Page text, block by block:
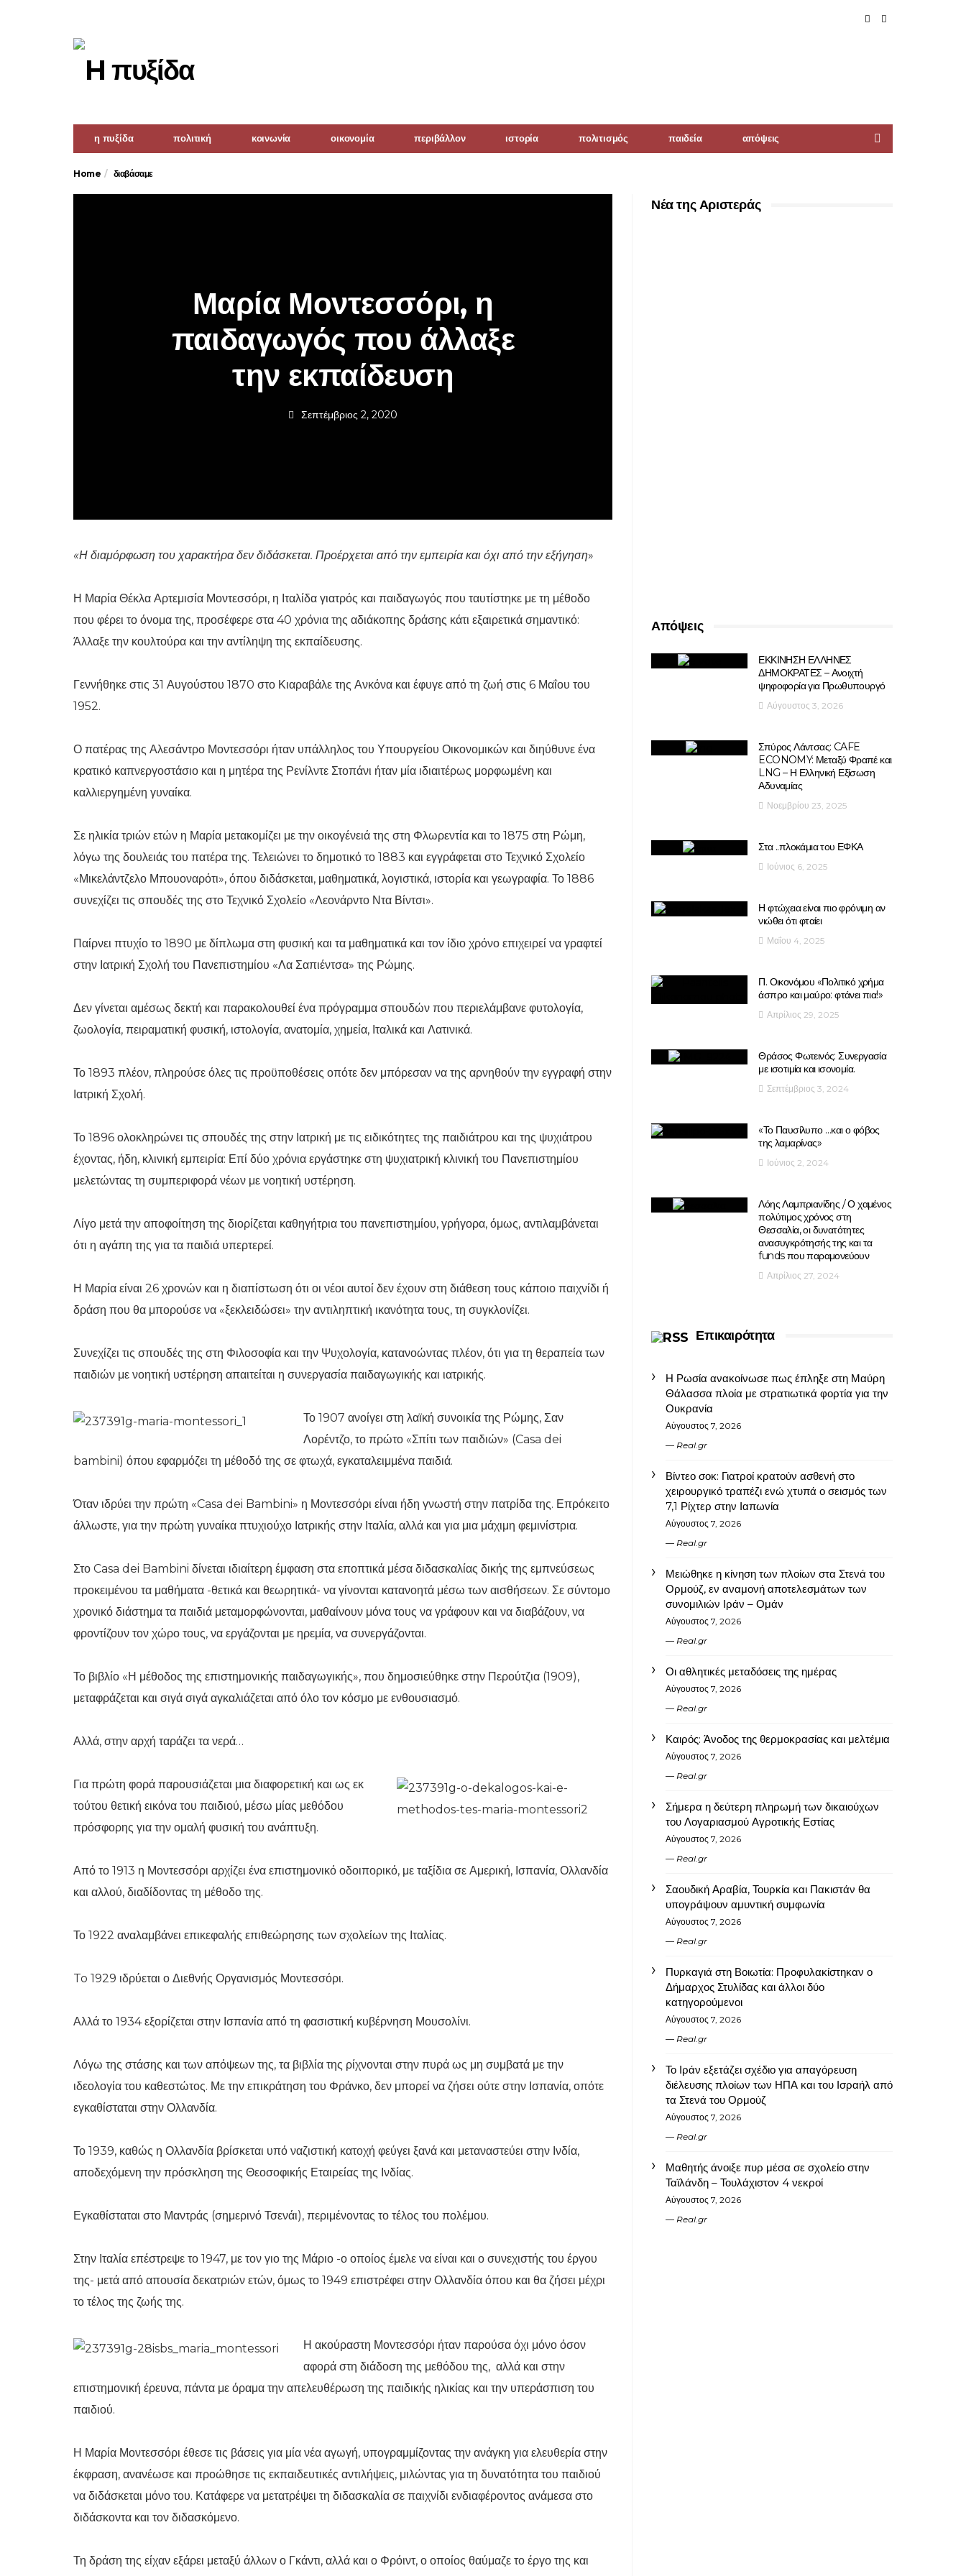
η πυξίδα πολιτική κοινωνία οικονομία περιβάλλον ιστορία πολιτισμός παιδεία απόψεις
Home διαβάσαμε
Μαρία Μοντεσσόρι, η
παιδαγωγός που άλλαξε
την εκπαίδευση
Σεπτέμβριος 2, 2020
«Η διαμόρφωση του χαρακτήρα δεν διδάσκεται. Προέρχεται από την εμπειρία και όχι από την εξήγηση»
Η Μαρία Θέκλα Αρτεμισία Μοντεσσόρι, η Ιταλίδα γιατρός και παιδαγωγός που ταυτίστηκε με τη μέθοδο
που φέρει το όνομα της, προσέφερε στα 40 χρόνια της αδιάκοπης δράσης κάτι εξαιρετικά σημαντικό:
Άλλαξε την κουλτούρα και την αντίληψη της εκπαίδευσης.
Γεννήθηκε στις 31 Αυγούστου 1870 στο Κιαραβάλε της Ανκόνα και έφυγε από τη ζωή στις 6 Μαΐου του
1952.
Ο πατέρας της Αλεσάντρο Μοντεσσόρι ήταν υπάλληλος του Υπουργείου Οικονομικών και διηύθυνε ένα
κρατικό καπνεργοστάσιο και η μητέρα της Ρενίλντε Στοπάνι ήταν μία ιδιαιτέρως μορφωμένη και
καλλιεργημένη γυναίκα.
Σε ηλικία τριών ετών η Μαρία μετακομίζει με την οικογένειά της στη Φλωρεντία και το 1875 στη Ρώμη,
λόγω της δουλειάς του πατέρα της. Τελειώνει το δημοτικό το 1883 και εγγράφεται στο Τεχνικό Σχολείο
«Μικελάντζελο Μπουοναρότι», όπου διδάσκεται, μαθηματικά, λογιστικά, ιστορία και γεωγραφία. Το 1886
συνεχίζει τις σπουδές της στο Τεχνικό Σχολείο «Λεονάρντο Ντα Βίντσι».
Παίρνει πτυχίο το 1890 με δίπλωμα στη φυσική και τα μαθηματικά και τον ίδιο χρόνο επιχειρεί να γραφτεί
στην Ιατρική Σχολή του Πανεπιστημίου «Λα Σαπιέντσα» της Ρώμης.
Δεν γίνεται αμέσως δεκτή και παρακολουθεί ένα πρόγραμμα σπουδών που περιελάμβανε φυτολογία,
ζωολογία, πειραματική φυσική, ιστολογία, ανατομία, χημεία, Ιταλικά και Λατινικά.
Το 1893 πλέον, πληρούσε όλες τις προϋποθέσεις οπότε δεν μπόρεσαν να της αρνηθούν την εγγραφή στην
Ιατρική Σχολή.
Το 1896 ολοκληρώνει τις σπουδές της στην Ιατρική με τις ειδικότητες της παιδιάτρου και της ψυχιάτρου
έχοντας, ήδη, κλινική εμπειρία: Επί δύο χρόνια εργάστηκε στη ψυχιατρική κλινική του Πανεπιστημίου
μελετώντας τη συμπεριφορά νέων με νοητική υστέρηση.
Λίγο μετά την αποφοίτηση της διορίζεται καθηγήτρια του πανεπιστημίου, γρήγορα, όμως, αντιλαμβάνεται
ότι η αγάπη της για τα παιδιά υπερτερεί.
Η Μαρία είναι 26 χρονών και η διαπίστωση ότι οι νέοι αυτοί δεν έχουν στη διάθεση τους κάποιο παιχνίδι ή
δράση που θα μπορούσε να «ξεκλειδώσει» την αντιληπτική ικανότητα τους, τη συγκλονίζει.
Συνεχίζει τις σπουδές της στη Φιλοσοφία και την Ψυχολογία, κατανοώντας πλέον, ότι για τη θεραπεία των
παιδιών με νοητική υστέρηση απαιτείται η συνεργασία παιδαγωγικής και ιατρικής.
Το 1907 ανοίγει στη λαϊκή συνοικία της Ρώμης, Σαν
Λορέντζο, το πρώτο «Σπίτι των παιδιών» (Casa dei
bambini) όπου εφαρμόζει τη μέθοδό της σε φτωχά, εγκαταλειμμένα παιδιά.
Όταν ιδρύει την πρώτη «Casa dei Bambini» η Μοντεσσόρι είναι ήδη γνωστή στην πατρίδα της. Επρόκειτο
άλλωστε, για την πρώτη γυναίκα πτυχιούχο Ιατρικής στην Ιταλία, αλλά και για μια μάχιμη φεμινίστρια.
Στο Casa dei Bambini δίνεται ιδιαίτερη έμφαση στα εποπτικά μέσα διδασκαλίας δικής της εμπνεύσεως
προκειμένου τα μαθήματα -θετικά και θεωρητικά- να γίνονται κατανοητά μέσω των αισθήσεων. Σε σύντομο
χρονικό διάστημα τα παιδιά μεταμορφώνονται, μαθαίνουν μόνα τους να γράφουν και να διαβάζουν, να
φροντίζουν τον χώρο τους, να εργάζονται με ηρεμία, να συνεργάζονται.
Το βιβλίο «Η μέθοδος της επιστημονικής παιδαγωγικής», που δημοσιεύθηκε στην Περούτζια (1909),
μεταφράζεται και σιγά σιγά αγκαλιάζεται από όλο τον κόσμο με ενθουσιασμό.
Αλλά, στην αρχή ταράζει τα νερά…
Για πρώτη φορά παρουσιάζεται μια διαφορετική και ως εκ
τούτου θετική εικόνα του παιδιού, μέσω μίας μεθόδου
πρόσφορης για την ομαλή φυσική του ανάπτυξη.
Από το 1913 η Μοντεσσόρι αρχίζει ένα επιστημονικό οδοιπορικό, με ταξίδια σε Αμερική, Ισπανία, Ολλανδία
και αλλού, διαδίδοντας τη μέθοδο της.
Το 1922 αναλαμβάνει επικεφαλής επιθεώρησης των σχολείων της Ιταλίας.
To 1929 ιδρύεται ο Διεθνής Οργανισμός Μοντεσσόρι.
Αλλά το 1934 εξορίζεται στην Ισπανία από τη φασιστική κυβέρνηση Μουσολίνι.
Λόγω της στάσης και των απόψεων της, τα βιβλία της ρίχνονται στην πυρά ως μη συμβατά με την
ιδεολογία του καθεστώτος. Με την επικράτηση του Φράνκο, δεν μπορεί να ζήσει ούτε στην Ισπανία, οπότε
εγκαθίσταται στην Ολλανδία.
Το 1939, καθώς η Ολλανδία βρίσκεται υπό ναζιστική κατοχή φεύγει ξανά και μεταναστεύει στην Ινδία,
αποδεχόμενη την πρόσκληση της Θεοσοφικής Εταιρείας της Ινδίας.
Εγκαθίσταται στο Μαντράς (σημερινό Τσενάι), περιμένοντας το τέλος του πολέμου.
Στην Ιταλία επέστρεψε το 1947, με τον γιο της Μάριο -ο οποίος έμελε να είναι και ο συνεχιστής του έργου
της- μετά από απουσία δεκατριών ετών, όμως το 1949 επιστρέφει στην Ολλανδία όπου και θα ζήσει μέχρι
το τέλος της ζωής της.
Η ακούραστη Μοντεσσόρι ήταν παρούσα όχι μόνο όσον
αφορά στη διάδοση της μεθόδου της, αλλά και στην
επιστημονική έρευνα, πάντα με όραμα την απελευθέρωση της παιδικής ηλικίας και την υπεράσπιση του
παιδιού.
Η Μαρία Μοντεσσόρι έθεσε τις βάσεις για μία νέα αγωγή, υπογραμμίζοντας την ανάγκη για ελευθερία στην
έκφραση, ανανέωσε και προώθησε τις εκπαιδευτικές αντιλήψεις, μιλώντας για τη δυνατότητα του παιδιού
να διδάσκεται μόνο του. Κατάφερε να μετατρέψει τη διδασκαλία σε παιχνίδι ενδιαφέροντος ανάμεσα στο
διδάσκοντα και τον διδασκόμενο.
Τη δράση της είχαν εξάρει μεταξύ άλλων ο Γκάντι, αλλά και ο Φρόιντ, ο οποίος θαύμαζε το έργο της και
Νέα της Αριστεράς
Απόψεις
ΕΚΚΙΝΗΣΗ ΕΛΛΗΝΕΣ
ΔΗΜΟΚΡΑΤΕΣ – Ανοιχτή
ψηφοφορία για Πρωθυπουργό
Αύγουστος 3, 2026
Σπύρος Λάντσας: CAFE
ECONOMY: Μεταξύ Φραπέ και
LNG – Η Ελληνική Εξίσωση
Αδυναμίας
Νοεμβρίου 23, 2025
Στα ..πλοκάμια του ΕΦΚΑ
Ιούνιος 6, 2025
Η φτώχεια είναι πιο φρόνιμη αν
νιώθει ότι φταίει
Μαΐου 4, 2025
Π. Οικονόμου «Πολιτικό χρήμα
άσπρο και μαύρο: φτάνει πια!»
Απρίλιος 29, 2025
Θράσος Φωτεινός: Συνεργασία
με ισοτιμία και ισονομία.
Σεπτέμβριος 3, 2024
«Το Παυσίλυπο …και ο φόβος
της λαμαρίνας»
Ιούνιος 2, 2024
Λόης Λαμπριανίδης / Ο χαμένος
πολύτιμος χρόνος στη
Θεσσαλία, οι δυνατότητες
ανασυγκρότησής της και τα
funds που παραμονεύουν
Απρίλιος 27, 2024
Επικαιρότητα
Η Ρωσία ανακοίνωσε πως έπληξε στη Μαύρη
Θάλασσα πλοία με στρατιωτικά φορτία για την
Ουκρανία
Αύγουστος 7, 2026
Real.gr
Βίντεο σοκ: Γιατροί κρατούν ασθενή στο
χειρουργικό τραπέζι ενώ χτυπά ο σεισμός των
7,1 Ρίχτερ στην Ιαπωνία
Αύγουστος 7, 2026
Real.gr
Μειώθηκε η κίνηση των πλοίων στα Στενά του
Ορμούζ, εν αναμονή αποτελεσμάτων των
συνομιλιών Ιράν – Ομάν
Αύγουστος 7, 2026
Real.gr
Οι αθλητικές μεταδόσεις της ημέρας
Αύγουστος 7, 2026
Real.gr
Καιρός: Άνοδος της θερμοκρασίας και μελτέμια
Αύγουστος 7, 2026
Real.gr
Σήμερα η δεύτερη πληρωμή των δικαιούχων
του Λογαριασμού Αγροτικής Εστίας
Αύγουστος 7, 2026
Real.gr
Σαουδική Αραβία, Τουρκία και Πακιστάν θα
υπογράψουν αμυντική συμφωνία
Αύγουστος 7, 2026
Real.gr
Πυρκαγιά στη Βοιωτία: Προφυλακίστηκαν ο
Δήμαρχος Στυλίδας και άλλοι δύο
κατηγορούμενοι
Αύγουστος 7, 2026
Real.gr
Το Ιράν εξετάζει σχέδιο για απαγόρευση
διέλευσης πλοίων των ΗΠΑ και του Ισραήλ από
τα Στενά του Ορμούζ
Αύγουστος 7, 2026
Real.gr
Μαθητής άνοιξε πυρ μέσα σε σχολείο στην
Ταϊλάνδη – Τουλάχιστον 4 νεκροί
Αύγουστος 7, 2026
Real.gr